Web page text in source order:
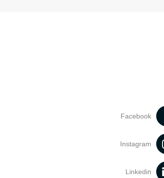
Facebook
Instagram
Linkedin